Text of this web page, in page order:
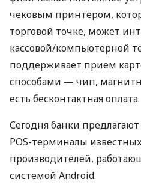
чековым принтером,
торговой точке, может
кассовой/компьютерной
поддерживает прием
способами — чип,
есть бесконтактная оплата.
Сегодня банки
POS-терминалы
производителей,
системой Android.